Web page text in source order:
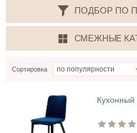
ПОДБОР ПО
СМЕЖНЫЕ
Сортировка
Кухонный